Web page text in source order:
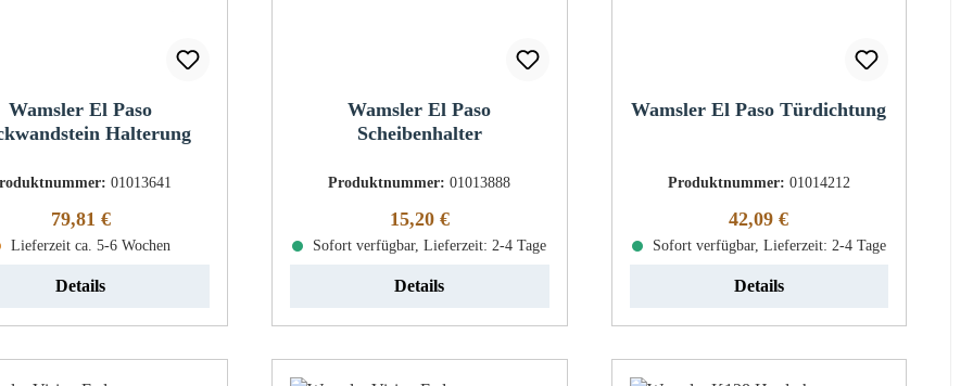
Wamsler El Paso
Halterung
01013641
Regulärer Preis:
79,81 €
Lieferzeit ca. 5-6 Wochen
Details
Wamsler El Paso
Scheibenhalter
Produktnummer:01013888
Regulärer Preis:
15,20 €
Sofort verfügbar, Lieferzeit: 2-4 Tage
Details
Wamsler El Paso Türdichtung
Produktnummer: 01014212
Regulärer Preis:
42,09 €
Sofort verfügbar, Lieferzeit: 2-4 Tage
Details